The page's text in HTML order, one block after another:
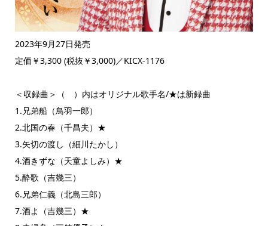
2023年9月27日発売
定価￥3,300 (税抜￥3,000)／KICX-1176
＜収録曲＞（ ）内はオリジナル歌手名/★は新録曲
1.兄弟船（鳥羽一郎）
2.北国の春（千昌夫）★
3.矢切の渡し（細川たかし）
4.酒きずな（天童よしみ）★
5.酔歌（吉幾三）
6.兄弟仁義（北島三郎）
7.酒よ（吉幾三）★